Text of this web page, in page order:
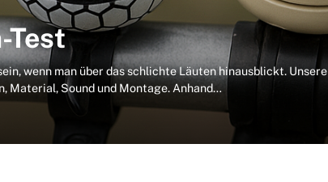
Test
wenn man über das schlichte Läuten hinausblickt. Unsere
Material, Sound und Montage. Anhand…